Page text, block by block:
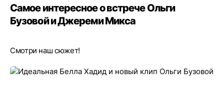
Самое интересное о встрече Ольги
Бузовой и Джереми Микса
Смотри наш сюжет!